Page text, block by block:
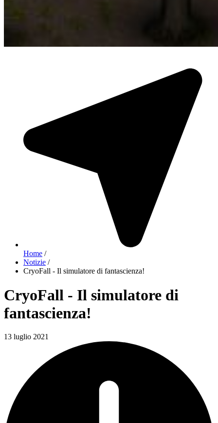
Home /
Notizie /
CryoFall - Il simulatore di fantascienza!
CryoFall - Il simulatore di
fantascienza!
13 luglio 2021